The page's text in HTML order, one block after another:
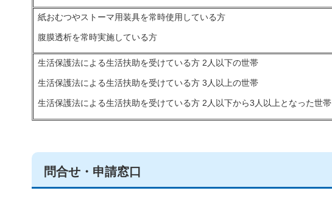
紙おむつやストーマ用装具を常時使用している方
腹膜透析を常時実施している方
生活保護法による生活扶助を受けている方 2人以下の世帯
生活保護法による生活扶助を受けている方 3人以上の世帯
生活保護法による生活扶助を受けている方 2人以下から3人以上となった世帯
問合せ・申請窓口